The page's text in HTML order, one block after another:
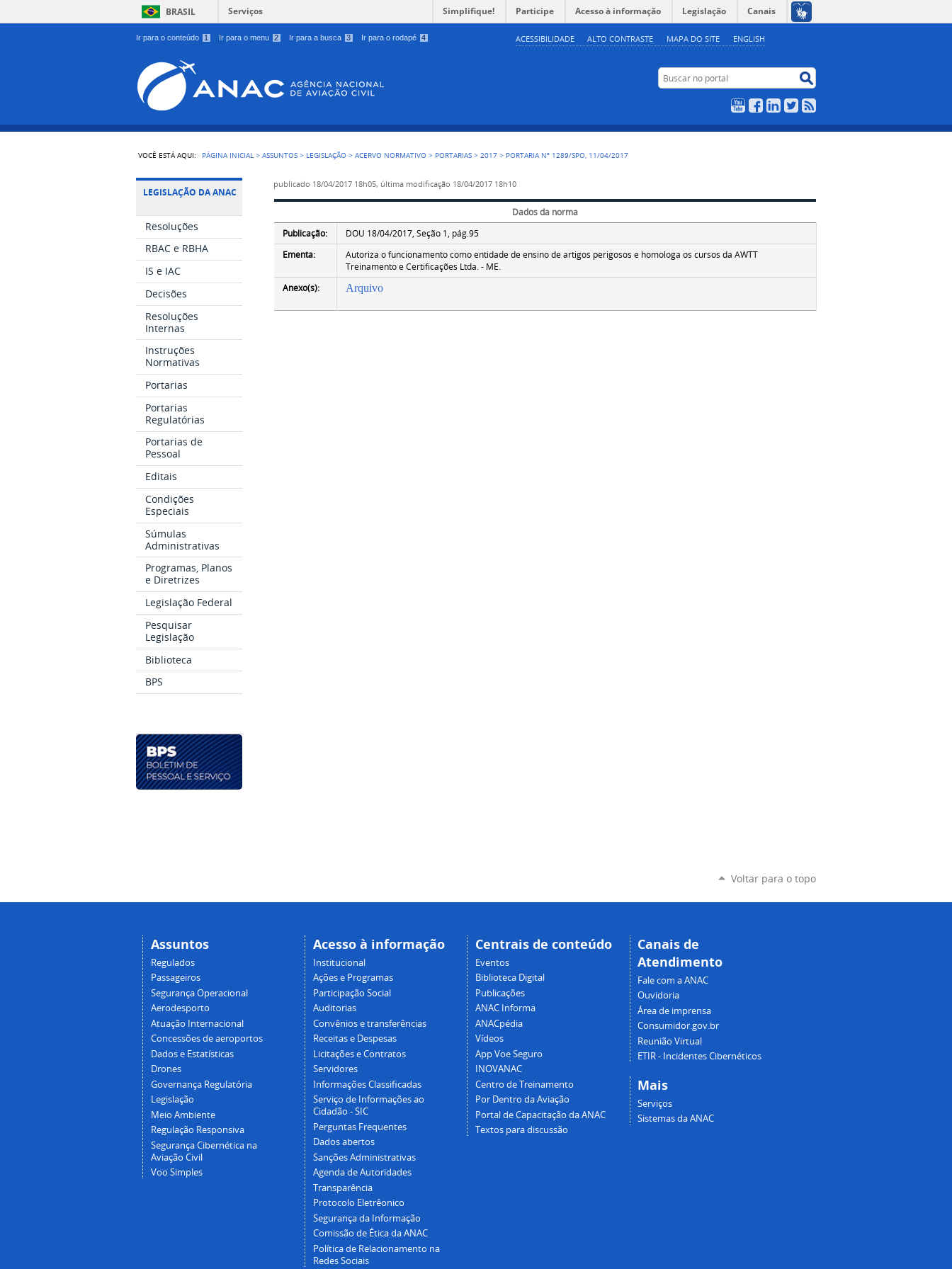
Ir para o conteúdo 1 Ir para o menu 2 Ir para a busca 3 Ir para o rodapé 4 ACESSIBILIDADE ALTO CONTRASTE MAPA DO SITE ENGLISH
BRASIL Serviços Simplifique! Participe Acesso à informação Legislação Canais
Buscar no portal
YouTubeFacebookLinkedIn
Twitter
VOCÊ ESTÁ AQUI: PÁGINA INICIAL >ASSUNTOS > LEGISLAÇÃO >ACERVO NORMATIVO > PORTARIAS >2017 > PORTARIA Nº 1289/SPO, 11/04/2017
LEGISLAÇÃO DA ANAC
Resoluções
RBAC e RBHA
IS e IAC
Decisões
Resoluções
Internas
Instruções
Normativas
Portarias
Portarias
Regulatórias
Portarias de
Pessoal
Editais
Condições
Especiais
Súmulas
Administrativas
Programas, Planos
e Diretrizes
Legislação Federal
Pesquisar
Legislação
Biblioteca
BPS
publicado 18/04/2017 18h05, última modificação 18/04/2017 18h10
Dados da norma
Publicação:
DOU 18/04/2017, Seção 1, pág.95
Ementa:
Autoriza o funcionamento como entidade de ensino de artigos perigosos e homologa os cursos da AWTT
Treinamento e Certificações Ltda. - ME.
Anexo(s):
Arquivo
Voltar para o topo
Assuntos
Regulados
Passageiros
Segurança Operacional
Aerodesporto
Atuação Internacional
Concessões de aeroportos
Dados e Estatísticas
Drones
Governança Regulatória
Legislação
Meio Ambiente
Regulação Responsiva
Segurança Cibernética na
Aviação Civil
Voo Simples
Acesso à informação
Institucional
Ações e Programas
Participação Social
Auditorias
Convênios e transferências
Receitas e Despesas
Licitações e Contratos
Servidores
Informações Classificadas
Serviço de Informações ao
Cidadão - SIC
Perguntas Frequentes
Dados abertos
Sanções Administrativas
Agenda de Autoridades
Transparência
Protocolo Eletrêonico
Segurança da Informação
Comissão de Ética da ANAC
Política de Relacionamento na
Redes Sociais
Centrais de conteúdo
Eventos
Biblioteca Digital
Publicações
ANAC Informa
ANACpédia
Vídeos
App Voe Seguro
INOVANAC
Centro de Treinamento
Por Dentro da Aviação
Portal de Capacitação da ANAC
Textos para discussão
Canais de
Atendimento
Fale com a ANAC
Ouvidoria
Área de imprensa
Consumidor.gov.br
Reunião Virtual
ETIR - Incidentes Cibernéticos
Mais
Serviços
Sistemas da ANAC